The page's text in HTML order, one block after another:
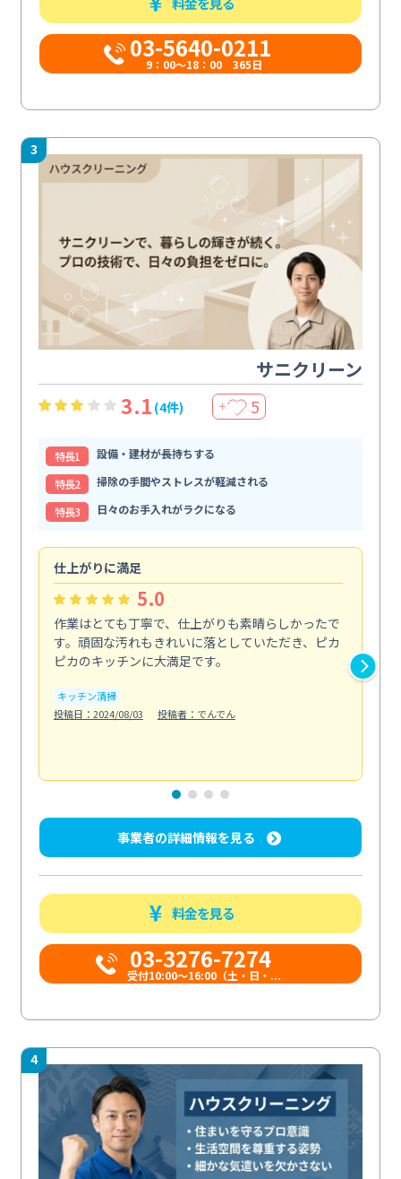
03-5640-0211
9：00～18：00 365日
3
サニクリーン
3.1 (4件) ＋ 5
特⻑1
設備・建材が長持ちする
特⻑2
掃除の手間やストレスが軽減される
特⻑3
日々のお手入れがラクになる
仕上がりに満足
5.0
作業はとても丁寧で、仕上がりも素晴らしかったで
す。頑固な汚れもきれいに落としていただき、ピカ
ピカのキッチンに大満足です。
キッチン清掃
投稿日：2024/08/03
投稿者：でんでん
事業者の詳細情報を見る
料金を見る
03-3276-7274
受付10:00〜16:00（土・日・...
4